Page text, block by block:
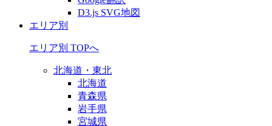
D3.js SVG地図
エリア別
エリア別 TOPへ
北海道・東北
北海道
青森県
岩手県
宮城県